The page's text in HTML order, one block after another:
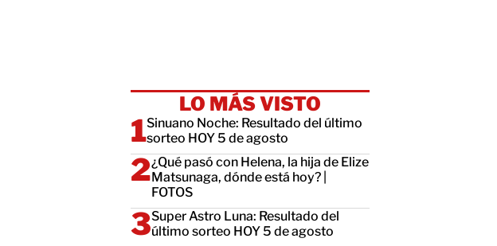
LO MÁS VISTO
Sinuano Noche: Resultado del último
sorteo HOY 5 de agosto
¿Qué pasó con Helena, la hija de Elize
Matsunaga, dónde está hoy? |
FOTOS
Super Astro Luna: Resultado del
último sorteo HOY 5 de agosto